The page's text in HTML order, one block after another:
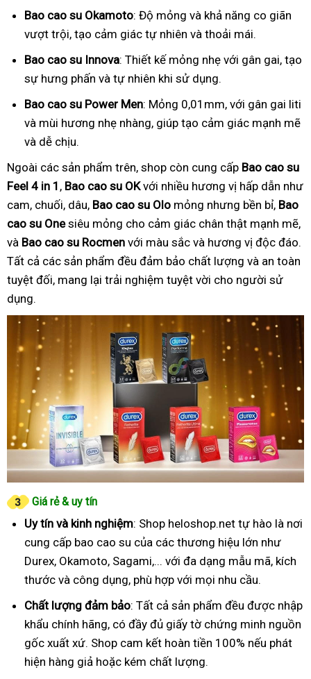
Bao cao su Okamoto: Độ mỏng và khả năng co giãn
vượt trội, tạo cảm giác tự nhiên và thoải mái.
Bao cao su Innova: Thiết kế mỏng nhẹ với gân gai, tạo
sự hưng phấn và tự nhiên khi sử dụng.
Bao cao su Power Men: Mỏng 0,01mm, với gân gai liti
và mùi hương nhẹ nhàng, giúp tạo cảm giác mạnh mẽ
và dễ chịu.
Ngoài các sản phẩm trên, shop còn cung cấp Bao cao su
Feel 4 in 1 , Bao cao su OKvới nhiều hương vị hấp dẫn như
cam, chuối, dâu, Bao cao su Olo mỏng nhưng bền bỉ, Bao
cao su Onesiêu mỏng cho cảm giác chân thật mạnh mẽ,
và Bao cao su Rocmen với màu sắc và hương vị độc đáo.
Tất cả các sản phẩm đều đảm bảo chất lượng và an toàn
tuyệt đối, mang lại trải nghiệm tuyệt vời cho người sử
dụng.
Giá rẻ & uy tín
Uy tín và kinh nghiệm: Shop heloshop.net tự hào là nơi
cung cấp bao cao su của các thương hiệu lớn như
Durex, Okamoto, Sagami,... với đa dạng mẫu mã, kích
thước và công dụng, phù hợp với mọi nhu cầu.
Chất lượng đảm bảo: Tất cả sản phẩm đều được nhập
khẩu chính hãng, có đầy đủ giấy tờ chứng minh nguồn
gốc xuất xứ. Shop cam kết hoàn tiền 100% nếu phát
hiện hàng giả hoặc kém chất lượng.